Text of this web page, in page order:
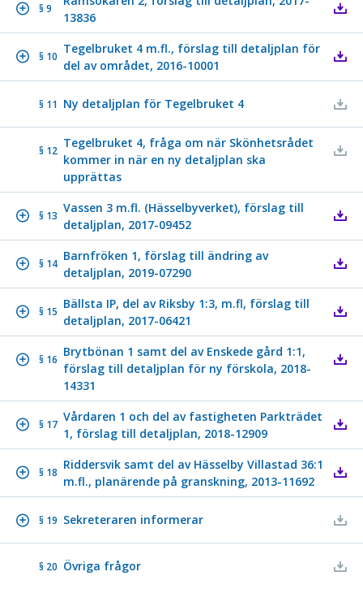
§ 9
13836
§ 10
Tegelbruket 4 m.fl., förslag till detaljplan för
del av området, 2016-10001
§ 11 Ny detaljplan för Tegelbruket 4
§ 12
Tegelbruket 4, fråga om när Skönhetsrådet
kommer in när en ny detaljplan ska
upprättas
§ 13
Vassen 3 m.fl. (Hässelbyverket), förslag till
detaljplan, 2017-09452
§ 14
Barnfröken 1, förslag till ändring av
detaljplan, 2019-07290
§ 15
Bällsta IP, del av Riksby 1:3, m.fl, förslag till
detaljplan, 2017-06421
§ 16
Brytbönan 1 samt del av Enskede gård 1:1,
förslag till detaljplan för ny förskola, 2018-
14331
§ 17
Vårdaren 1 och del av fastigheten Parkträdet
1, förslag till detaljplan, 2018-12909
§ 18
Riddersvik samt del av Hässelby Villastad 36:1
m.fl., planärende på granskning, 2013-11692
§ 19 Sekreteraren informerar
§ 20 Övriga frågor